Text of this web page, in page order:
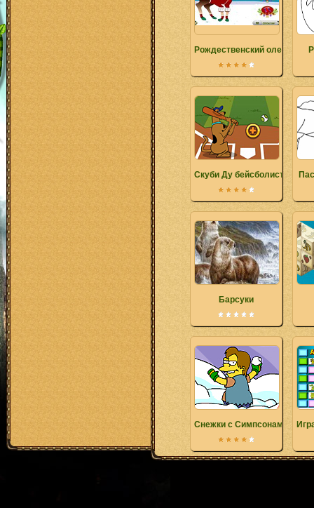
Рождественский олень
Скуби Ду бейсболист
Барсуки
Снежки с Симпсонами